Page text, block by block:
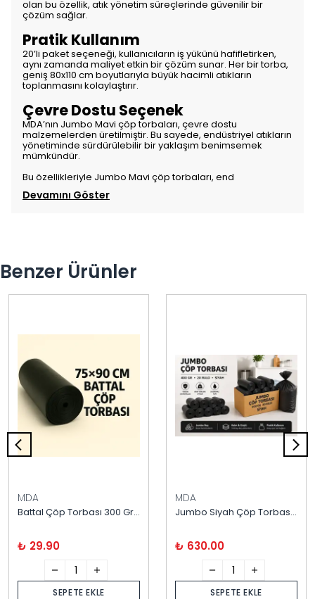
olan bu özellik, atık yönetim süreçlerinde güvenilir bir
çözüm sağlar.
Pratik Kullanım
20’li paket seçeneği, kullanıcıların iş yükünü hafifletirken,
aynı zamanda maliyet etkin bir çözüm sunar. Her bir torba,
geniş 80x110 cm boyutlarıyla büyük hacimli atıkların
toplanmasını kolaylaştırır.
Çevre Dostu Seçenek
MDA’nın Jumbo Mavi çöp torbaları, çevre dostu
malzemelerden üretilmiştir. Bu sayede, endüstriyel atıkların
yönetiminde sürdürülebilir bir yaklaşım benimsemek
mümkündür.
Bu özellikleriyle Jumbo Mavi çöp torbaları, end
Devamını Göster
Benzer Ürünler
MDA
Battal Çöp Torbası 300 Gram 75X90 cm 1 Rulo
₺ 29.90
SEPETE EKLE
MDA
Jumbo Siyah Çöp Torbası 400 Gram 80X110 20'li
₺ 630.00
SEPETE EKLE